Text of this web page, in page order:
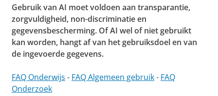
Gebruik van AI moet voldoen aan transparantie,
zorgvuldigheid, non-discriminatie en
gegevensbescherming. Of AI wel of niet gebruikt
kan worden, hangt af van het gebruiksdoel en van
de ingevoerde gegevens.
FAQ Onderwijs - FAQ Algemeen gebruik- FAQ
Onderzoek